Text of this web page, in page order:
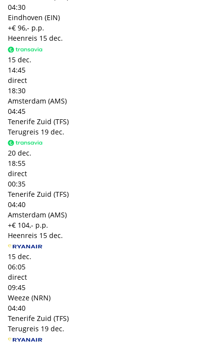
04:30
Eindhoven (EIN)
+€ 96,- p.p.
Heenreis 15 dec.
15 dec.
14:45
direct
18:30
Amsterdam (AMS)
04:45
Tenerife Zuid (TFS)
Terugreis 19 dec.
20 dec.
18:55
direct
00:35
Tenerife Zuid (TFS)
04:40
Amsterdam (AMS)
+€ 104,- p.p.
Heenreis 15 dec.
15 dec.
06:05
direct
09:45
Weeze (NRN)
04:40
Tenerife Zuid (TFS)
Terugreis 19 dec.